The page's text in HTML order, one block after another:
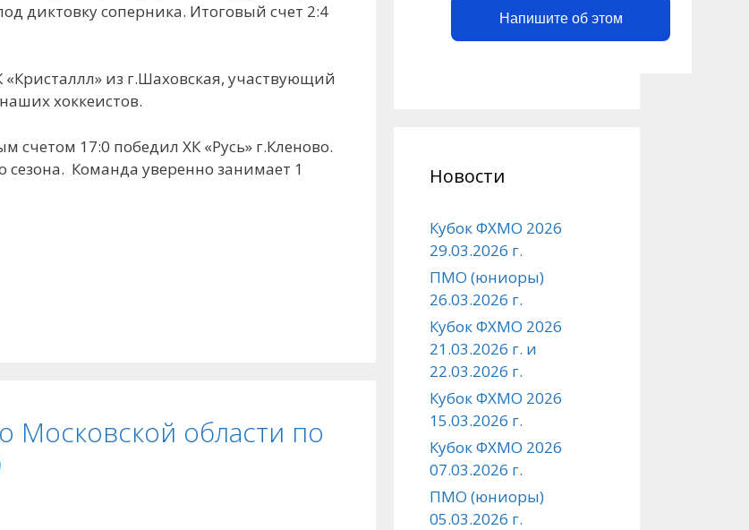
диктовку соперника. Итоговый счет 2:4
из г.Шаховская, участвующий
хоккеистов.
счетом 17:0 победил ХК «Русь» г.Кленово.
сезона. Команда уверенно занимает 1
Московской области по
Напишите об этом
Новости
Кубок ФХМО 2026
29.03.2026 г.
ПМО (юниоры)
26.03.2026 г.
Кубок ФХМО 2026
21.03.2026 г. и
22.03.2026 г.
Кубок ФХМО 2026
15.03.2026 г.
Кубок ФХМО 2026
07.03.2026 г.
ПМО (юниоры)
05.03.2026 г.